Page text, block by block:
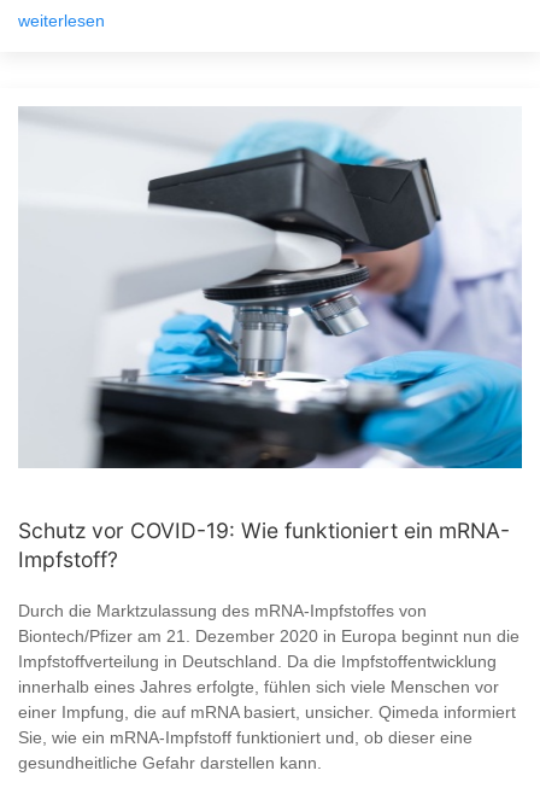
weiterlesen
Schutz vor COVID-19: Wie funktioniert ein mRNA-
Impfstoff?
Durch die Marktzulassung des mRNA-Impfstoffes von
Biontech/Pfizer am 21. Dezember 2020 in Europa beginnt nun die
Impfstoffverteilung in Deutschland. Da die Impfstoffentwicklung
innerhalb eines Jahres erfolgte, fühlen sich viele Menschen vor
einer Impfung, die auf mRNA basiert, unsicher. Qimeda informiert
Sie, wie ein mRNA-Impfstoff funktioniert und, ob dieser eine
gesundheitliche Gefahr darstellen kann.